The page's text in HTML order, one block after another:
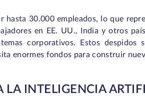
hasta 30.000 empleados, lo que
en EE. UU., India y otros
corporativos. Estos
enormes fondos para construir
LA INTELIGENCIA